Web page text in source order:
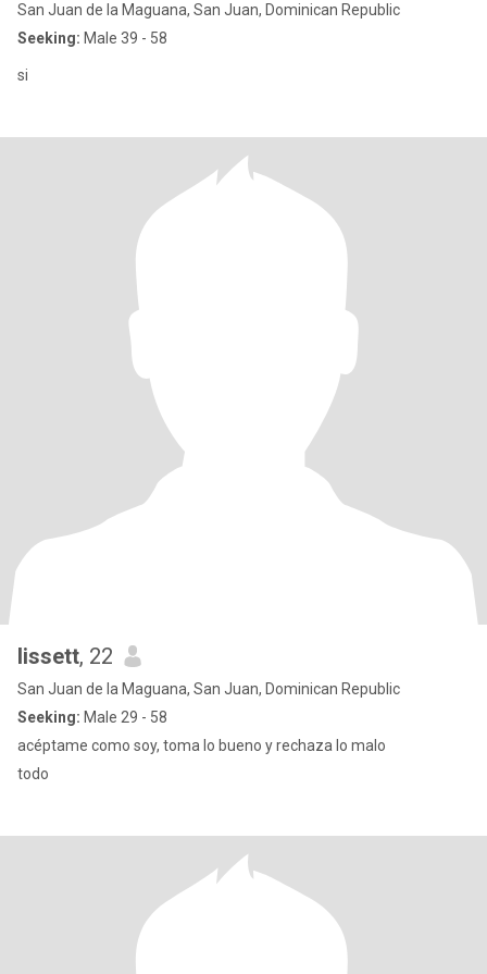
San Juan de la Maguana, San Juan, Dominican Republic
Seeking: Male 39 - 58
si
lissett, 22
San Juan de la Maguana, San Juan, Dominican Republic
Seeking: Male 29 - 58
acéptame como soy, toma lo bueno y rechaza lo malo
todo